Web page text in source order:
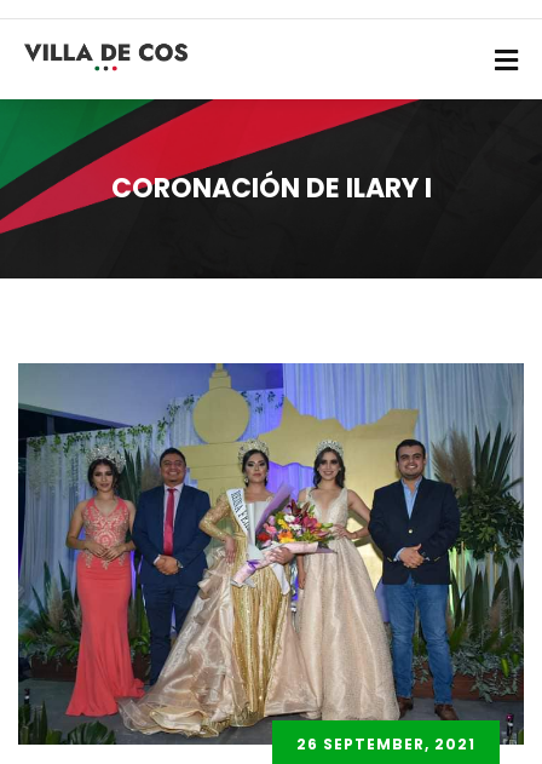
CORONACIÓN DE ILARY I
26 SEPTEMBER, 2021